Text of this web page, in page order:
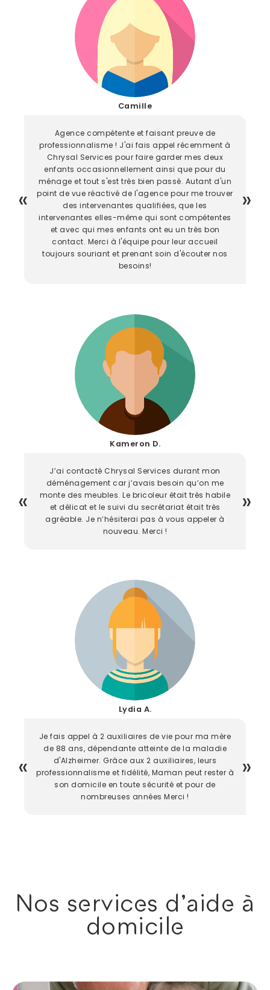
Camille
Agence compétente et faisant preuve de
professionnalisme ! J'ai fais appel récemment à
Chrysal Services pour faire garder mes deux
enfants occasionnellement ainsi que pour du
ménage et tout s'est très bien passé. Autant d'un
point de vue réactivé de l'agence pour me trouver
des intervenantes qualifiées, que les
intervenantes elles-même qui sont compétentes
et avec qui mes enfants ont eu un très bon
contact. Merci à l'équipe pour leur accueil
toujours souriant et prenant soin d'écouter nos
besoins!
Kameron D.
J’ai contacté Chrysal Services durant mon
déménagement car j’avais besoin qu’on me
monte des meubles. Le bricoleur était très habile
et délicat et le suivi du secrétariat était très
agréable. Je n’hésiterai pas à vous appeler à
nouveau. Merci !
Lydia A.
Je fais appel à 2 auxiliaires de vie pour ma mère
de 88 ans, dépendante atteinte de la maladie
d'Alzheimer. Grâce aux 2 auxiliaires, leurs
professionnalisme et fidélité, Maman peut rester à
son domicile en toute sécurité et pour de
nombreuses années Merci !
Nos services d'aide à
domicile